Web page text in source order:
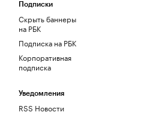
Подписки
Скрыть баннеры
на РБК
Подписка на РБК
Корпоративная
подписка
Уведомления
RSS Новости